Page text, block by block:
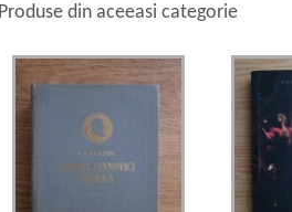
Produse din aceeasi categorie